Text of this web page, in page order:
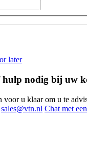
later
hulp nodig bij uw
voor u klaar om u te
sales@vtn.nl Chat met